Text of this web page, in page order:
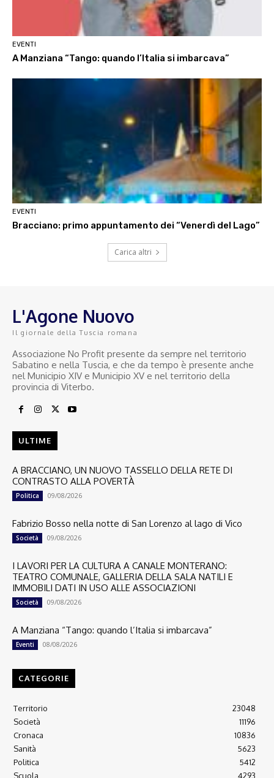
EVENTI
A Manziana “Tango: quando l’Italia si imbarcava”
EVENTI
Bracciano: primo appuntamento dei “Venerdì del Lago”
Carica altri
L'Agone Nuovo
Il giornale della Tuscia romana
Associazione No Profit presente da sempre nel territorio
Sabatino e nella Tuscia, e che da tempo è presente anche
nel Municipio XIV e Municipio XV e nel territorio della
provincia di Viterbo.
ULTIME
A BRACCIANO, UN NUOVO TASSELLO DELLA RETE DI
CONTRASTO ALLA POVERTÀ
Politica 09/08/2026
Fabrizio Bosso nella notte di San Lorenzo al lago di Vico
Società 09/08/2026
I LAVORI PER LA CULTURA A CANALE MONTERANO:
TEATRO COMUNALE, GALLERIA DELLA SALA NATILI E
IMMOBILI DATI IN USO ALLE ASSOCIAZIONI
Società 09/08/2026
A Manziana “Tango: quando l’Italia si imbarcava”
Eventi 08/08/2026
CATEGORIE
Territorio
23048
Società
11196
Cronaca
10836
Sanità
5623
Politica
5412
Scuola
4293